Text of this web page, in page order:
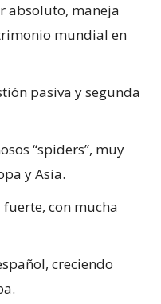
absoluto, maneja
mundial en
pasiva y segunda
“spiders”, muy
y Asia.
con mucha
creciendo